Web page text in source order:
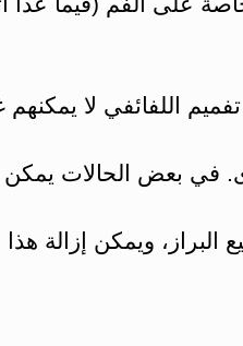
اللفائفي لا يمكنهم
في بعض الحالات
ويمكن إزالة هذا